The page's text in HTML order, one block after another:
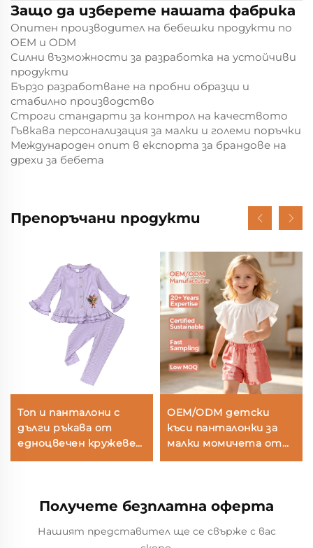
Защо да изберете нашата фабрика
Опитен производител на бебешки продукти по
OEM и ODM
Силни възможности за разработка на устойчиви
продукти
Бързо разработване на пробни образци и
стабилно производство
Строги стандарти за контрол на качеството
Гъвкава персонализация за малки и големи поръчки
Международен опит в експорта за брандове на
дрехи за бебета
Препоръчани продукти
Топ и панталони с
дълги ръкава от
едноцвечен кружевен
OEM/ODM детски
къси панталонки за
малки момичета от
тай-дай, за лятна
еластичен кръстосан
Получете безплатна оферта
Нашият представител ще се свърже с вас